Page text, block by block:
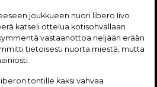
joukkueen nuori libero Iivo
katseli ottelua kotisohvallaan
vastaanottoa neljään erään
tietoisesti nuorta miestä, mutta
tontille kaksi vahvaa